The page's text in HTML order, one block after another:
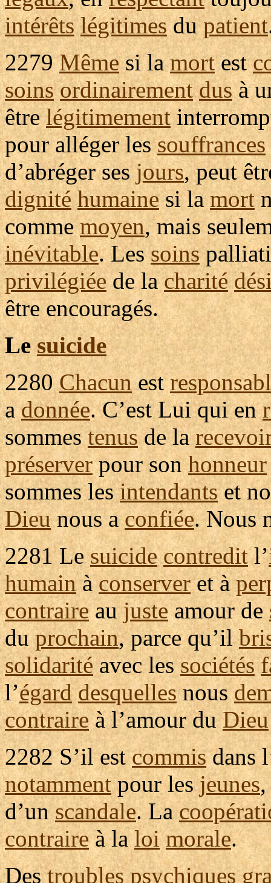
intérêts légitimesdupatient
2279 Mêmesi lamortest
soins ordinairement dusà
êtrelégitimement
pourallégerlessouffrances
d’abrégersesjours, peut
dignité humainesi lamort
commemoyen, mais
inévitable. Lessoins
privilégiéede lacharité
êtreencouragés.
Lesuicide
2280 Chacunest
adonnée. C’est Lui qui en
sommestenusde la
préserverpour sonhonneur
sommes lesintendantset
Dieunous aconfiée. Nous
2281 Lesuicide contreditl’
humainàconserveret à
contraireaujusteamour de
duprochain, parce qu’il
solidaritéavec lessociétés
l’égard desquellesnous
contraireà l’amour duDieu
2282 S’il estcommisdans
notammentpour lesjeunes
d’unscandale. La
contraireà laloi morale.
Destroubles psychiques